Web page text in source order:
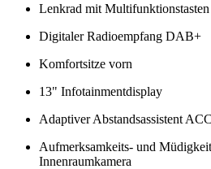
Lenkrad mit Multifunktionstasten
Digitaler Radioempfang DAB+
Komfortsitze vorn
13" Infotainmentdisplay
Adaptiver Abstandsassistent ACC
Aufmerksamkeits- und
Innenraumkamera